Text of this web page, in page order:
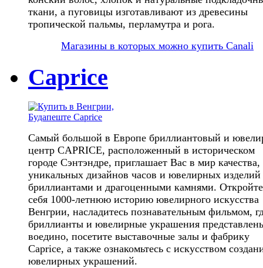
ткани, а пуговицы изготавливают из древесины
тропической пальмы, перламутра и рога.
Магазины в которых можно купить Canali
Caprice
Самый большой в Европе бриллиантовый и
центр CAPRICE, расположенный в историческом
городе Сэнтэндре, приглашает Вас в мир качества,
уникальных дизайнов часов и ювелирных изделий
бриллиантами и драгоценными камнями.
себя 1000-летнюю историю ювелирного искусства
Венгрии, насладитесь познавательным фильмом,
бриллианты и ювелирные украшения
воедино, посетите выставочные залы и фабрику
Caprice, а также ознакомьтесь с искусством
ювелирных украшений.